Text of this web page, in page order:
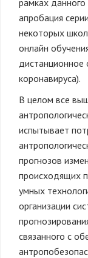
рамках данного
апробация
некоторых
онлайн
дистанционное
коронавируса).
В целом все
испытывает
прогнозов
происходящих
умных
организации
связанного с